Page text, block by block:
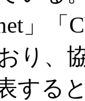
」
り、
する